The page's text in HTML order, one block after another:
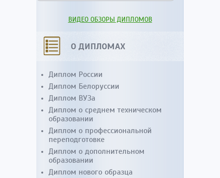
ВИДЕО ОБЗОРЫ ДИПЛОМОВ
О ДИПЛОМАХ
Диплом России
Диплом Белоруссии
Диплом ВУЗа
Диплом о среднем техническом
образовании
Диплом о профессиональной
переподготовке
Диплом о дополнительном
образовании
Диплом нового образца